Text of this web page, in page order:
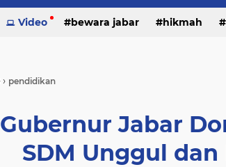
Video bewara jabar hikmah
› pendidikan
Gubernur Jabar
SDM Unggul